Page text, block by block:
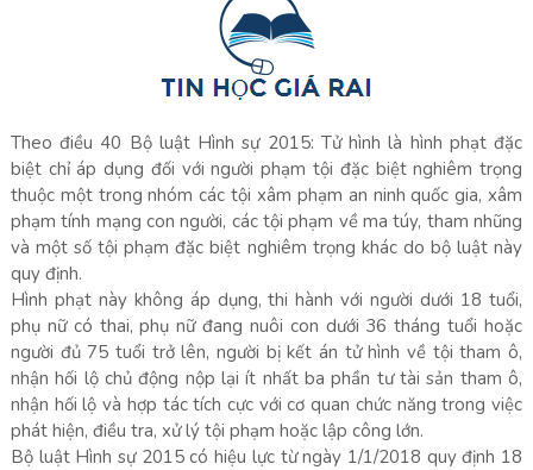
Theo điều 40 Bộ luật Hình sự 2015: Tử hình là hình phạt đặc
biệt chỉ áp dụng đối với người phạm tội đặc biệt nghiêm trọng
thuộc một trong nhóm các tội xâm phạm an ninh quốc gia, xâm
phạm tính mạng con người, các tội phạm về ma túy, tham nhũng
và một số tội phạm đặc biệt nghiêm trọng khác do bộ luật này
quy định.
Hình phạt này không áp dụng, thi hành với người dưới 18 tuổi,
phụ nữ có thai, phụ nữ đang nuôi con dưới 36 tháng tuổi hoặc
người đủ 75 tuổi trở lên, người bị kết án tử hình về tội tham ô,
nhận hối lộ chủ động nộp lại ít nhất ba phần tư tài sản tham ô,
nhận hối lộ và hợp tác tích cực với cơ quan chức năng trong việc
phát hiện, điều tra, xử lý tội phạm hoặc lập công lớn.
Bộ luật Hình sự 2015 có hiệu lực từ ngày 1/1/2018 quy định 18